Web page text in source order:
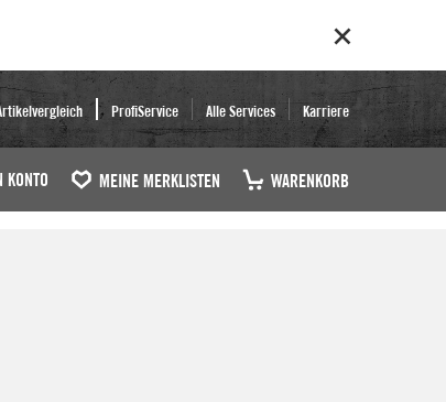
ProfiService Alle Services Karriere
KONTO MEINE MERKLISTEN WARENKORB